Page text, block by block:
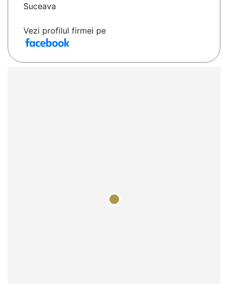
Suceava
Vezi profilul firmei pe